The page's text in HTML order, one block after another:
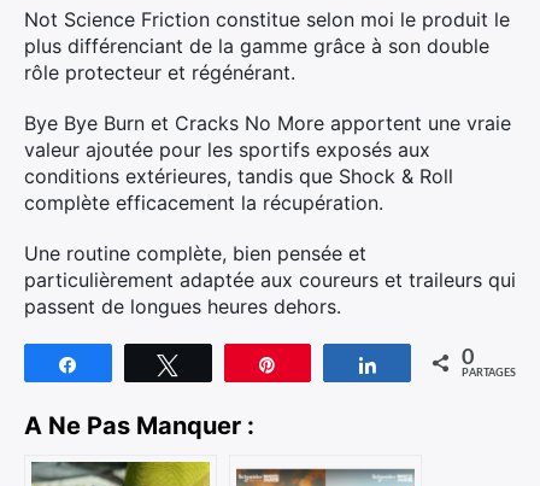
Not Science Friction constitue selon moi le produit le
plus différenciant de la gamme grâce à son double
rôle protecteur et régénérant.
Bye Bye Burn et Cracks No More apportent une vraie
valeur ajoutée pour les sportifs exposés aux
conditions extérieures, tandis que Shock & Roll
complète efficacement la récupération.
Une routine complète, bien pensée et
particulièrement adaptée aux coureurs et traileurs qui
passent de longues heures dehors.
Partagez 0
PARTAGES
A Ne Pas Manquer :